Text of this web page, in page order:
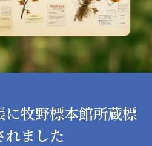
牧野標本館所蔵標
れました